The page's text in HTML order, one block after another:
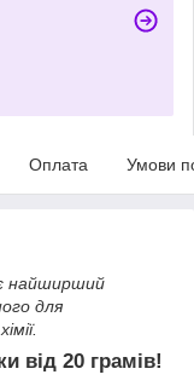
Оплата Умови
найширший
для
від 20 грамів!